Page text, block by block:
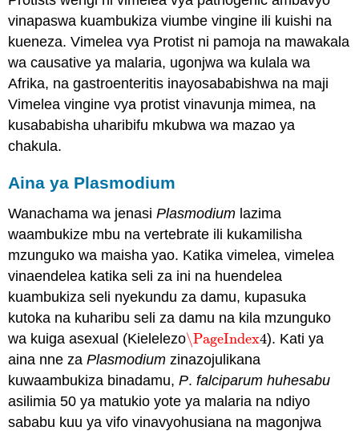
vinapaswa kuambukiza viumbe vingine ili kuishi na
kueneza. Vimelea vya Protist ni pamoja na mawakala
wa causative ya malaria, ugonjwa wa kulala wa
Afrika, na gastroenteritis inayosababishwa na maji
Vimelea vingine vya protist vinavunja mimea, na
kusababisha uharibifu mkubwa wa mazao ya
chakula.
Aina ya Plasmodium
Wanachama wa jenasiPlasmodium lazima
waambukize mbu na vertebrate ili kukamilisha
mzunguko wa maisha yao. Katika vimelea, vimelea
vinaendelea katika seli za ini na huendelea
kuambukiza seli nyekundu za damu, kupasuka
kutoka na kuharibu seli za damu na kila mzunguko
wa kuiga asexual (Kielelezo\PageIndex4
\PageIndex4). Kati ya
aina nne zaPlasmodium zinazojulikana
kuwaambukiza binadamu,P.falciparum huhesabu
asilimia 50 ya matukio yote ya malaria na ndiyo
sababu kuu ya vifo vinavyohusiana na magonjwa